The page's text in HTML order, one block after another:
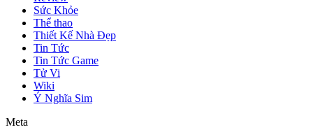
Sức Khỏe
Thể thao
Thiết Kế Nhà Đẹp
Tin Tức
Tin Tức Game
Tử Vi
Wiki
Ý Nghĩa Sim
Meta